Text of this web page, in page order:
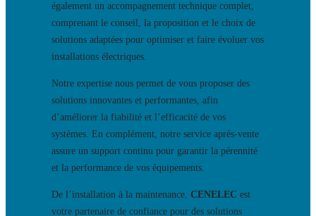
également un accompagnement technique complet,
comprenant le conseil, la proposition et le choix de
solutions adaptées pour optimiser et faire évoluer vos
installations électriques.
Notre expertise nous permet de vous proposer des
solutions innovantes et performantes, afin
d’améliorer la fiabilité et l’efficacité de vos
systèmes. En complément, notre service après-vente
assure un support continu pour garantir la pérennité
et la performance de vos équipements.
De l’installation à la maintenance, CENELEC est
votre partenaire de confiance pour des solutions